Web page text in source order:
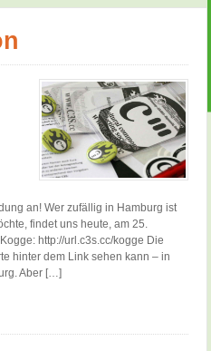
an! Wer zufällig in Hamburg ist
findet uns heute, am 25.
http://url.c3s.cc/kogge Die
hinter dem Link sehen kann – in
Aber […]